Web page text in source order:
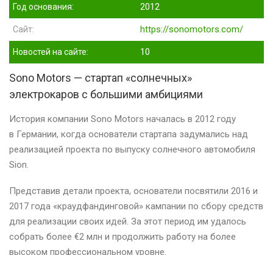
Год основания: 2012
Сайт: https://sonomotors.com/
Новостей на сайте: 10
Sono Motors — стартап «солнечных»
электрокаров с большими амбициями
История компании Sono Motors началась в 2012 году
в Германии, когда основатели стартапа задумались над
реализацией проекта по выпуску солнечного автомобиля
Sion.
Представив детали проекта, основатели посвятили 2016 и
2017 года «краудфандинговой» кампании по сбору средств
для реализации своих идей. За этот период им удалось
собрать более €2 млн и продолжить работу на более
высоком профессиональном уровне.